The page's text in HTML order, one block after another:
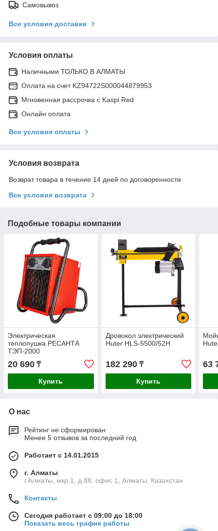
Самовывоз
Все условия доставки
Условия оплаты
Наличными ТОЛЬКО В АЛМАТЫ
Оплата на счет KZ94722S000044879953
Мгновенная рассрочка с Kaspi Red
Онлайн оплата
Все условия оплаты
Условия возврата
Возврат товара в течение 14 дней по договоренности
Все условия возврата
Подобные товары компании
Электрическая
теплопушка РЕСАНТА
ТЭП-2000
20 690 ₸
Купить
Дровокол электрический
Huter HLS-5500/52H
182 290₸
Купить
63
О нас
Рейтинг не сформирован
Менее 5 отзывов за последний год
Работает с 14.01.2015
г. Алматы
г.Алматы, мкр.1, д.88, офис 1, Алматы, Казахстан
Контакты
Сегодня работает с 09:00 до 18:00
Показать весь график работы